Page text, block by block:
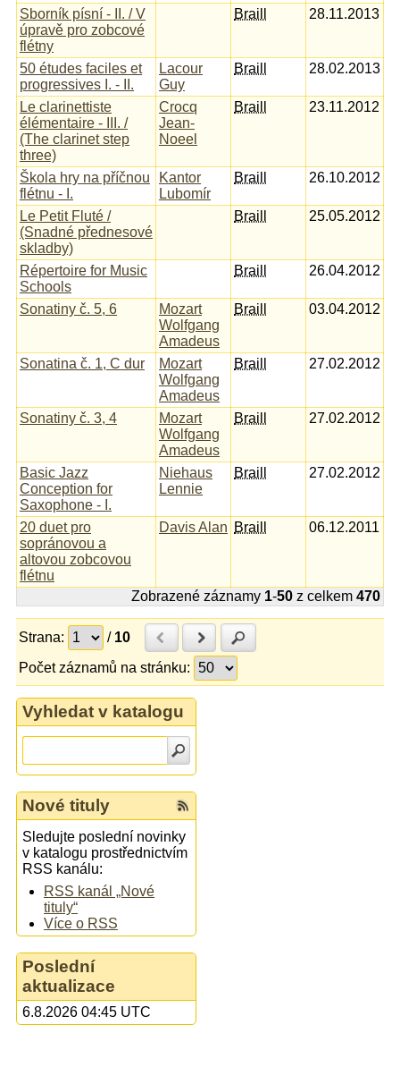
Sborník písní - II. / V
úpravě pro zobcové
flétny
Braill 28.11.2013
50 études faciles et
progressives I. - II.
Lacour
Guy
Braill 28.02.2013
Le clarinettiste
élémentaire - III. /
(The clarinet step
three)
Crocq
Jean-
Noeel
Braill 23.11.2012
Škola hry na příčnou
flétnu - I.
Kantor
Lubomír
Braill 26.10.2012
Le Petit Fluté /
(Snadné přednesové
skladby)
Braill 25.05.2012
Répertoire for Music
Schools
Braill 26.04.2012
Sonatiny č. 5, 6
Mozart
Wolfgang
Amadeus
Braill 03.04.2012
Sonatina č. 1, C dur
Mozart
Wolfgang
Amadeus
Braill 27.02.2012
Sonatiny č. 3, 4
Mozart
Wolfgang
Amadeus
Braill 27.02.2012
Basic Jazz
Conception for
Saxophone - I.
Niehaus
Lennie
Braill 27.02.2012
20 duet pro
sopránovou a
altovou zobcovou
flétnu
Davis Alan Braill 06.12.2011
Zobrazené záznamy 1-50 z celkem 470
Strana: / 10 Předchozí
Další
Počet záznamů na stránku:
Vyhledat v katalogu
Nové tituly
Sledujte poslední novinky
v katalogu prostřednictvím
RSS kanálu:
RSS kanál „Nové
tituly“
Více o RSS
Poslední
aktualizace
6.8.2026 04:45 UTC